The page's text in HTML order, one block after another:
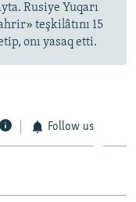
Rusiye Yuqarı
teşkilâtını 15
onı yasaq etti.
Follow us